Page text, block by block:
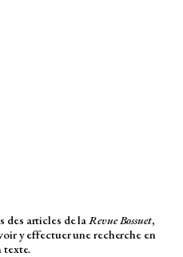
des articles de laRevue Bossuet,
y effectuer une recherche en
texte.